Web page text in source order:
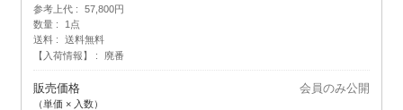
参考上代
57,800円
数量
1点
送料
送料無料
【入荷情報】
廃番
販売価格
（単価 × 入数）
会員のみ公開